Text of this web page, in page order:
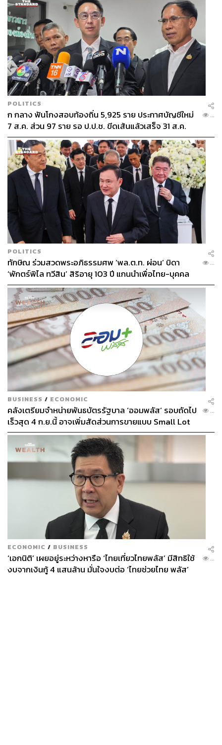
TAGS: อาหารอิตาเลียน TASTE La Dotta พาสต้า
499
ABOUT THE AUTHOR
เกณิกา รวยธนพานิช
นักเขียนผู้ชื่นชอบการพูดคุยเรื่องวัฒนธรรม
อาหาร งานศิลปะ และการวิ่งมาราธอน
POLITICS
ก กลาง ฟันโกงสอบท้องถิ่น 5,925 ราย ประกาศบัญชีใหม่
7 ส.ค. ส่วน 97 ราย รอ ป.ป.ช. ขีดเส้นแล้วเสร็จ 31 ส.ค.
...
POLITICS
ทักษิณ ร่วมสวดพระอภิธรรมศพ ‘พล.ต.ท. ผ่อน’ บิดา
‘พักตร์พิไล ทวีสิน’ สิริอายุ 103 ปี แกนนำเพื่อไทย-บุคคล
หลากวงการร่วมอาลัย
...
BUSINESS / ECONOMIC
คลังเตรียมจำหน่ายพันธบัตรรัฐบาล ‘ออมพลัส’ รอบถัดไป
เร็วสุด 4 ก.ย.นี้ อาจเพิ่มสัดส่วนการขายแบบ Small Lot
First มากขึ้น
...
ECONOMIC / BUSINESS
‘เอกนิติ’ เผยอยู่ระหว่างหารือ ‘ไทยเที่ยวไทยพลัส’ มีสิทธิใช้
งบจากเงินกู้ 4 แสนล้าน มั่นใจงบต่อ ‘ไทยช่วยไทย พลัส’
...